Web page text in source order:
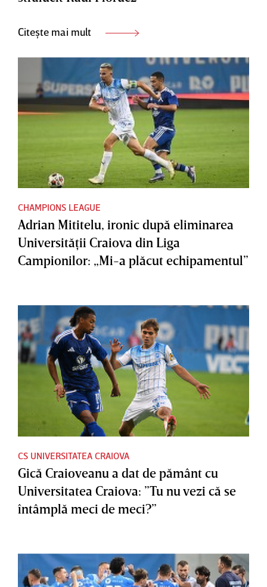
Citește mai mult
CHAMPIONS LEAGUE
Adrian Mititelu, ironic după eliminarea
Universităţii Craiova din Liga
Campionilor: „Mi-a plăcut echipamentul”
CS UNIVERSITATEA CRAIOVA
Gică Craioveanu a dat de pământ cu
Universitatea Craiova: ”Tu nu vezi că se
întâmplă meci de meci?”